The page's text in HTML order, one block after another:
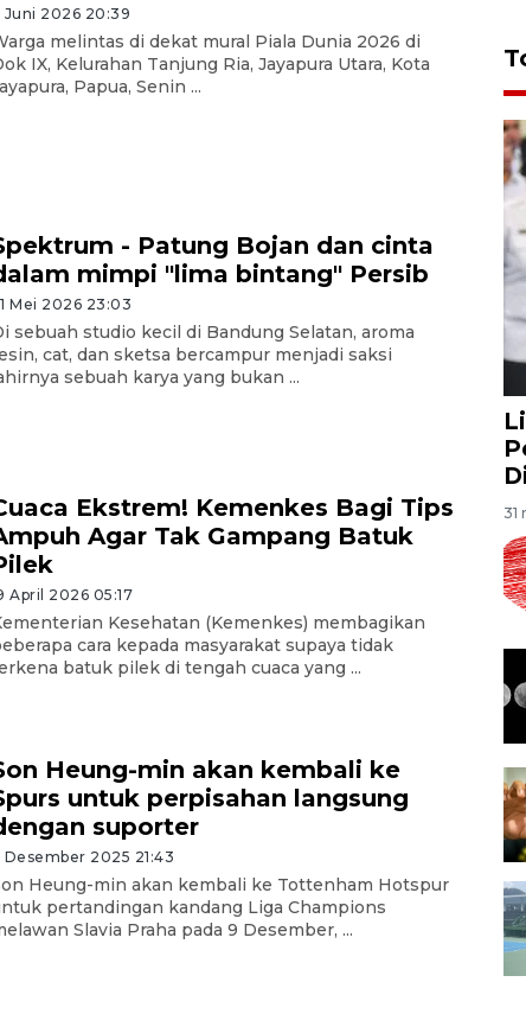
Juni 2026 20:39
melintas di dekat mural Piala Dunia 2026 di
IX, Kelurahan Tanjung Ria, Jayapura Utara, Kota
Papua, Senin ...
- Patung Bojan dan cinta
mimpi "lima bintang" Persib
Mei 2026 23:03
sebuah studio kecil di Bandung Selatan, aroma
cat, dan sketsa bercampur menjadi saksi
sebuah karya yang bukan ...
Ekstrem! Kemenkes Bagi Tips
Agar Tak Gampang Batuk
April 2026 05:17
Kesehatan (Kemenkes) membagikan
cara kepada masyarakat supaya tidak
batuk pilek di tengah cuaca yang ...
Heung-min akan kembali ke
untuk perpisahan langsung
suporter
Desember 2025 21:43
Heung-min akan kembali ke Tottenham Hotspur
pertandingan kandang Liga Champions
Slavia Praha pada 9 Desember, ...
31